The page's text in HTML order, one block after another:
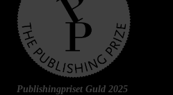
Publishingpriset Guld 2025